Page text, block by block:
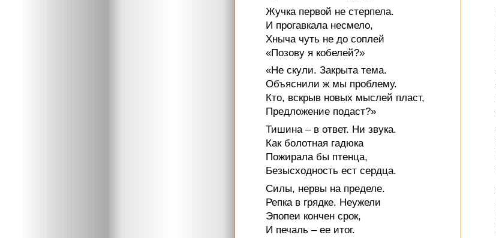
Жучка первой не стерпела.
И прогавкала несмело,
Хныча чуть не до соплей
«Позову я кобелей?»
«Не скули. Закрыта тема.
Объяснили ж мы проблему.
Кто, вскрыв новых мыслей пласт,
Предложение подаст?»
Тишина – в ответ. Ни звука.
Как болотная гадюка
Пожирала бы птенца,
Безысходность ест сердца.
Силы, нервы на пределе.
Репка в грядке. Неужели
Эпопеи кончен срок,
И печаль – ее итог.